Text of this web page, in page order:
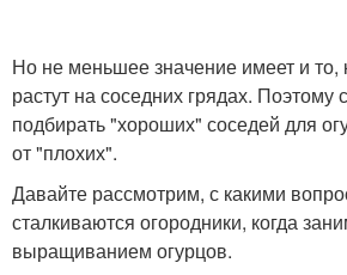
Но не меньшее значение имеет и то,
растут на соседних грядах. Поэтому
подбирать "хороших" соседей для
от "плохих".
Давайте рассмотрим, с какими
сталкиваются огородники, когда
выращиванием огурцов.